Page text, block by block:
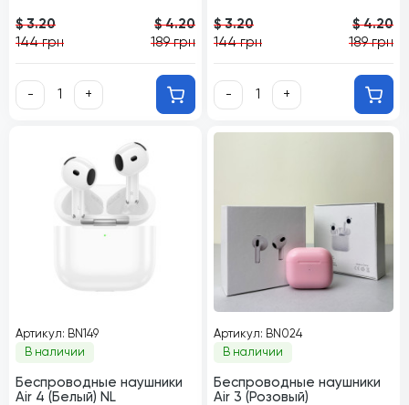
$ 3.20
144 грн
$ 4.20
189 грн
- +
$ 3.20
144 грн
$ 4.20
189 грн
- +
Артикул: BN149
В наличии
Беспроводные наушники
Air 4 (Белый) NL
Артикул: BN024
В наличии
Беспроводные наушники
Air 3 (Розовый)